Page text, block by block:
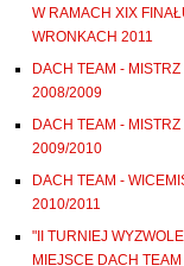
W RAMACH XIX
WRONKACH 2011
DACH TEAM -
2008/2009
DACH TEAM -
2009/2010
DACH TEAM -
2010/2011
"II TURNIEJ
MIEJSCE DACH TEAM